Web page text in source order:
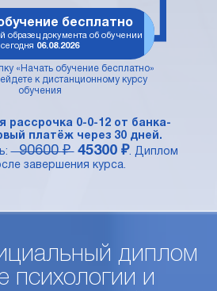
бесплатно
образец документа об обучении
сегодня 06.08.2026
«Начать обучение бесплатно»
к дистанционному курсу
обучения
рассрочка 0-0-12 от банка-
платёж через 30 дней.
90600 ₽ 45300 ₽. Диплом
завершения курса.
диплом
психологии и